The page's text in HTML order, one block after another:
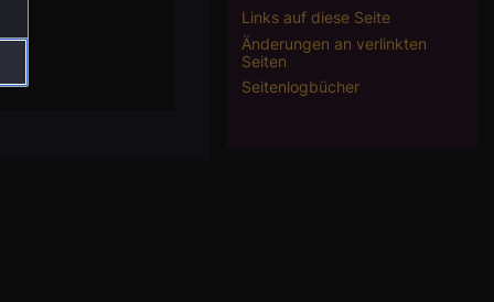
Links auf diese Seite
Änderungen an verlinkten
Seiten
Seitenlogbücher